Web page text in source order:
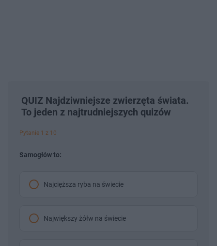
QUIZ Najdziwniejsze zwierzęta świata.
To jeden z najtrudniejszych quizów
Pytanie 1 z 10
Samogłów to:
Najcięższa ryba na świecie
Największy żółw na świecie